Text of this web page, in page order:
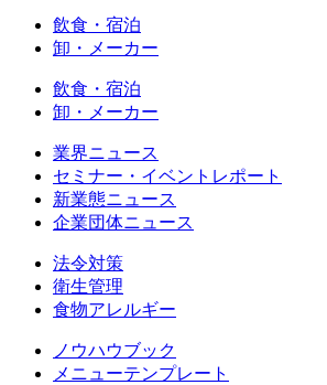
飲食・宿泊
卸・メーカー
飲食・宿泊
卸・メーカー
業界ニュース
セミナー・イベントレポート
新業態ニュース
企業団体ニュース
法令対策
衛生管理
食物アレルギー
ノウハウブック
メニューテンプレート